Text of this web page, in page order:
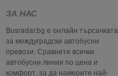
ЗА НАС
Busradar.bg е онлайн търсачката
за междуградски автобусни
превози. Сравнете всички
автобусни линии по цена и
комфорт, за да намерите най-